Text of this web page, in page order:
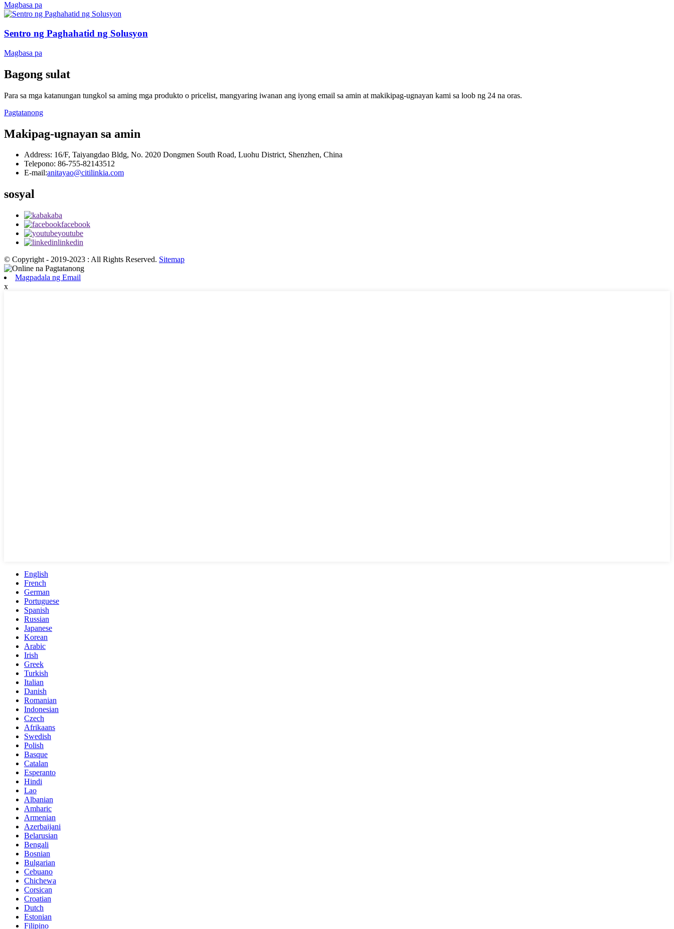
Magbasa pa
Sentro ng Paghahatid ng Solusyon
Magbasa pa
Bagong sulat
Para sa mga katanungan tungkol sa aming mga produkto o pricelist, mangyaring iwanan ang iyong email sa amin at makikipag-ugnayan kami sa loob ng 24 na oras.
Pagtatanong
Makipag-ugnayan sa amin
Address: 16/F, Taiyangdao Bldg, No. 2020 Dongmen South Road, Luohu District, Shenzhen, China
Telepono: 86-755-82143512
E-mail:anitayao@citilinkia.com
sosyal
kaba
facebook
youtube
linkedin
© Copyright - 2019-2023 : All Rights Reserved. Sitemap
Magpadala ng Email
x
English
French
German
Portuguese
Spanish
Russian
Japanese
Korean
Arabic
Irish
Greek
Turkish
Italian
Danish
Romanian
Indonesian
Czech
Afrikaans
Swedish
Polish
Basque
Catalan
Esperanto
Hindi
Lao
Albanian
Amharic
Armenian
Azerbaijani
Belarusian
Bengali
Bosnian
Bulgarian
Cebuano
Chichewa
Corsican
Croatian
Dutch
Estonian
Filipino